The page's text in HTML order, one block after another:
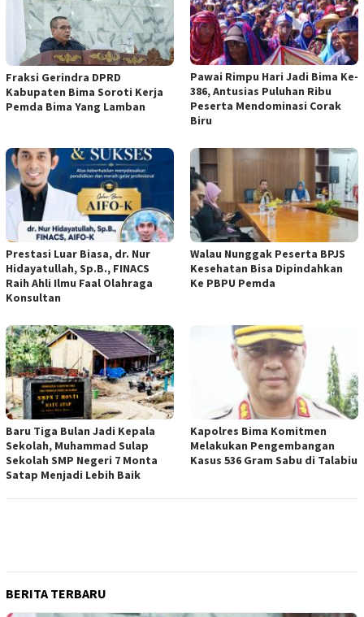
Fraksi Gerindra DPRD
Kabupaten Bima Soroti Kerja
Pemda Bima Yang Lamban
Pawai Rimpu Hari Jadi Bima Ke-
386, Antusias Puluhan Ribu
Peserta Mendominasi Corak
Biru
Prestasi Luar Biasa, dr. Nur
Hidayatullah, Sp.B., FINACS
Raih Ahli Ilmu Faal Olahraga
Konsultan
Walau Nunggak Peserta BPJS
Kesehatan Bisa Dipindahkan
Ke PBPU Pemda
Baru Tiga Bulan Jadi Kepala
Sekolah, Muhammad Sulap
Sekolah SMP Negeri 7 Monta
Satap Menjadi Lebih Baik
Kapolres Bima Komitmen
Melakukan Pengembangan
Kasus 536 Gram Sabu di Talabiu
BERITA TERBARU